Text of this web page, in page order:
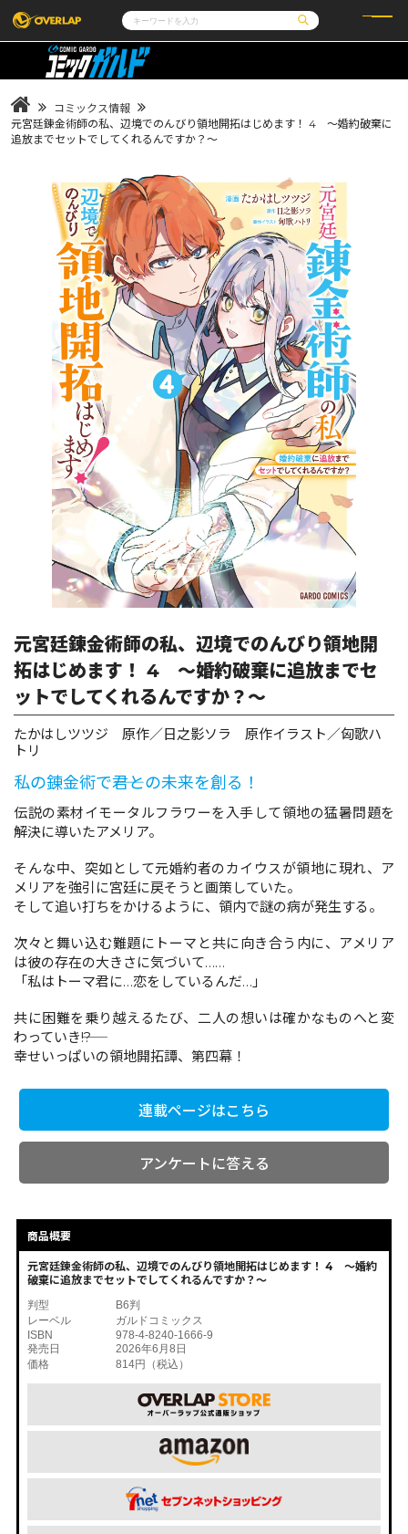
コミック
LiQulle
ラブパルフェ
ライトノベル
ロサージュノベルス
その他
コミックエッセイ
ポケットモンスター
通販・NEWS
会社概要
採用情報
アクセス
オーバーラップホールディングス
お問い合わせはこちら
オーバーラップ文庫
オーバーラップノベルス
オーバーラップノベルスf
ロサージュノベルス
コミックガルド
リキューレ
コミックパルフェ
コミックエッセイ
閉じる
コミックス情報
元宮廷錬金術師の私、辺境でのんびり領地開拓はじめます！ 4 ～婚約破棄に
追放までセットでしてくれるんですか？～
元宮廷錬金術師の私、辺境でのんびり領地開
拓はじめます！ 4 ～婚約破棄に追放までセ
ットでしてくれるんですか？～
たかはしツツジ 原作／日之影ソラ 原作イラスト／匈歌ハ
トリ
私の錬金術で――君との未来を創る！
伝説の素材イモータルフラワーを入手して領地の猛暑問題を
解決に導いたアメリア。
そんな中、突如として元婚約者のカイウスが領地に現れ、ア
メリアを強引に宮廷に戻そうと画策していた。
そして追い打ちをかけるように、領内で謎の病が発生する。
次々と舞い込む難題にトーマと共に向き合う内に、アメリア
は彼の存在の大きさに気づいて……
「私はトーマ君に…恋をしているんだ…」
共に困難を乗り越えるたび、二人の想いは確かなものへと変
わっていき――!?
幸せいっぱいの領地開拓譚、第四幕！
連載ページはこちら
アンケートに答える
商品概要
元宮廷錬金術師の私、辺境でのんびり領地開拓はじめます！ 4 ～婚約
破棄に追放までセットでしてくれるんですか？～
判型
B6判
レーベル
ガルドコミックス
ISBN
978-4-8240-1666-9
発売日
2026年6月8日
価格
814円（税込）